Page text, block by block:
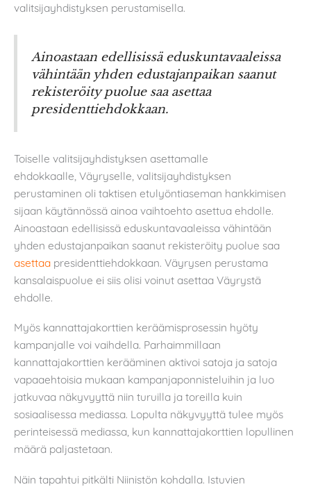
valitsijayhdistyksen perustamisella.
Ainoastaan edellisissä eduskuntavaaleissa
vähintään yhden edustajanpaikan saanut
rekisteröity puolue saa asettaa
presidenttiehdokkaan.
Toiselle valitsijayhdistyksen asettamalle
ehdokkaalle, Väyryselle, valitsijayhdistyksen
perustaminen oli taktisen etulyöntiaseman hankkimisen
sijaan käytännössä ainoa vaihtoehto asettua ehdolle.
Ainoastaan edellisissä eduskuntavaaleissa vähintään
yhden edustajanpaikan saanut rekisteröity puolue saa
asettaa presidenttiehdokkaan. Väyrysen perustama
kansalaispuolue ei siis olisi voinut asettaa Väyrystä
ehdolle.
Myös kannattajakorttien keräämisprosessin hyöty
kampanjalle voi vaihdella. Parhaimmillaan
kannattajakorttien kerääminen aktivoi satoja ja satoja
vapaaehtoisia mukaan kampanjaponnisteluihin ja luo
jatkuvaa näkyvyyttä niin turuilla ja toreilla kuin
sosiaalisessa mediassa. Lopulta näkyvyyttä tulee myös
perinteisessä mediassa, kun kannattajakorttien lopullinen
määrä paljastetaan.
Näin tapahtui pitkälti Niinistön kohdalla. Istuvien